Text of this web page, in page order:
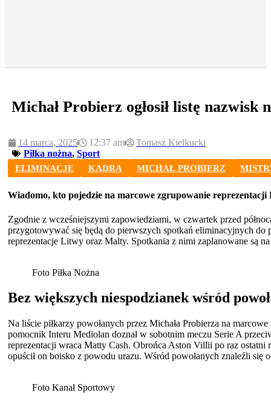
Michał Probierz ogłosił listę nazwisk
14 marca, 2025 12:37 am
Tomasz Kielkucki
Piłka nożna, Sport
ELIMINACJE KADRA MICHAŁ PROBIERZ
Wiadomo, kto pojedzie na marcowe zgrupowanie reprezentacji
Zgodnie z wcześniejszymi zapowiedziami, w czwartek przed
przygotowywać się będą do pierwszych spotkań eliminacyjnych
reprezentacje Litwy oraz Malty. Spotkania z nimi zaplanowane są
Foto Piłka Nożna
Bez większych niespodzianek wśród
Na liście piłkarzy powołanych przez Michała Probierza na
pomocnik Interu Mediolan doznał w sobotnim meczu Serie A
reprezentacji wraca Matty Cash. Obrońca Aston Villii po raz
opuścił on boisko z powodu urazu. Wśród powołanych znaleźli
Foto Kanał Sportowy